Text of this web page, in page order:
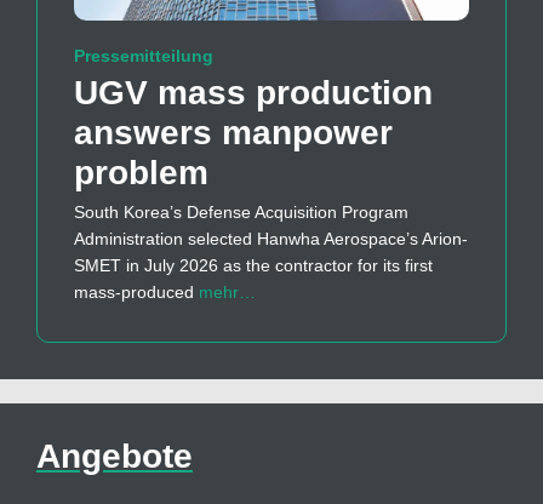
Pressemitteilung
UGV mass production
answers manpower
problem
South Korea’s Defense Acquisition Program
Administration selected Hanwha Aerospace’s Arion-
SMET in July 2026 as the contractor for its first
mass-produced mehr…
Angebote